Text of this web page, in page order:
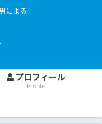
による
プロフィール
Profile